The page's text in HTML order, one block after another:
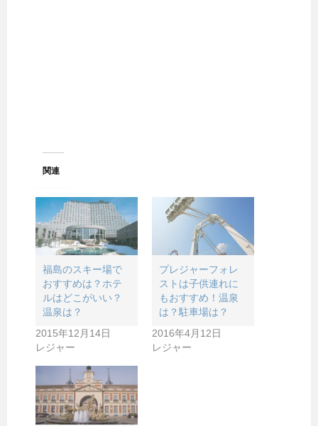
関連
福島のスキー場で
おすすめは？ホテ
ルはどこがいい？
温泉は？
2015年12月14日
レジャー
プレジャーフォレ
ストは子供連れに
もおすすめ！温泉
は？駐車場は？
2016年4月12日
レジャー